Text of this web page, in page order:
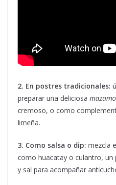
2. En postres tradicionales:
preparar una deliciosa
cremoso, o como
limeña.
3. Como salsa o dip: mezcla
como huacatay o culantro,
y sal para acompañar